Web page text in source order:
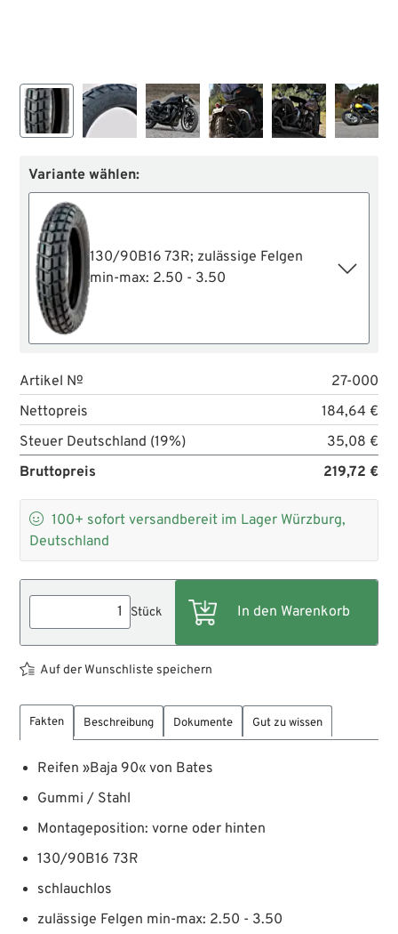
Variante wählen:
130/90B16 73R; zulässige Felgen
min-max: 2.50 - 3.50
Artikel №
27-000
Nettopreis
184,64 €
Steuer Deutschland (19%)
35,08 €
Bruttopreis
219,72 €
 100+ sofort versandbereit im Lager Würzburg,
Deutschland
Stück
Auf der Wunschliste speichern
Fakten Beschreibung Dokumente Gut zu wissen
Reifen »Baja 90« von Bates
Gummi / Stahl
Montageposition: vorne oder hinten
130/90B16 73R
schlauchlos
zulässige Felgen min-max: 2.50 - 3.50